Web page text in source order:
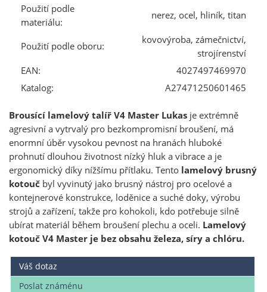
Použití podle
materiálu:
nerez, ocel, hliník, titan
Použití podle oboru:
kovovýroba, zámečnictví,
strojírenství
EAN:
4027497469970
Katalog:
A27471250601465
Brousící lamelový talíř V4 Master Lukas je extrémně
agresivní a vytrvalý pro bezkompromisní broušení, má
enormní úběr vysokou pevnost na hranách hluboké
prohnutí dlouhou životnost nízký hluk a vibrace a je
ergonomický díky nížšímu přítlaku. Tento lamelový brusný
kotouč byl vyvinutý jako brusný nástroj pro ocelové a
kontejnerové konstrukce, loděnice a suché doky, výrobu
strojů a zařízení, takže pro kohokoli, kdo potřebuje silně
ubírat materiál během broušení plechu a oceli. Lamelový
kotouč V4 Master je bez obsahu železa, síry a chlóru.
Váš dotaz
Poslat známénu